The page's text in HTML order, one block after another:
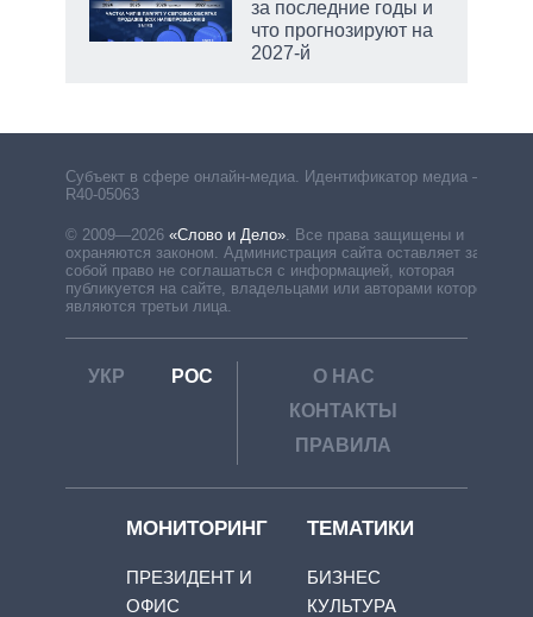
за последние годы и
что прогнозируют на
2027-й
Субъект в сфере онлайн-медиа. Идентификатор медиа –
R40-05063
© 2009—2026 «Слово и Дело»
Все права защищены и
охраняются законом. Администрация сайта оставляет за
собой право не соглашаться с информацией, которая
публикуется на сайте, владельцами или авторами которой
являются третьи лица.
УКР РОС
О НАС
КОНТАКТЫ
ПРАВИЛА
МОНИТОРИНГ
ПРЕЗИДЕНТ И
ОФИС
ТЕМАТИКИ
БИЗНЕС
КУЛЬТУРА